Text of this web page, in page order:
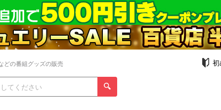
どの番組グッズの販売 初